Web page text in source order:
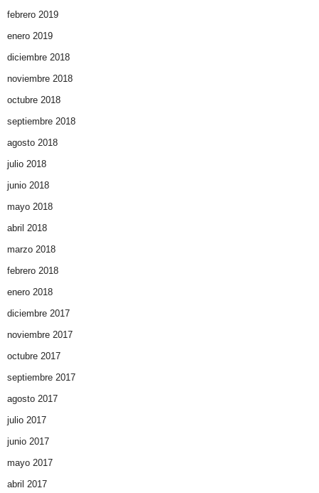
febrero 2019
enero 2019
diciembre 2018
noviembre 2018
octubre 2018
septiembre 2018
agosto 2018
julio 2018
junio 2018
mayo 2018
abril 2018
marzo 2018
febrero 2018
enero 2018
diciembre 2017
noviembre 2017
octubre 2017
septiembre 2017
agosto 2017
julio 2017
junio 2017
mayo 2017
abril 2017